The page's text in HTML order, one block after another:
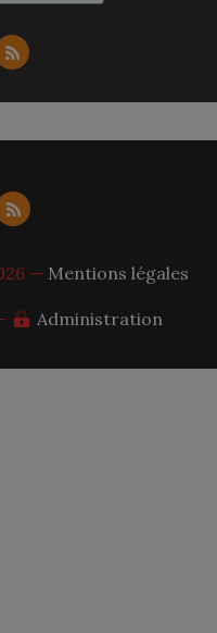
— Mentions légales
- Administration